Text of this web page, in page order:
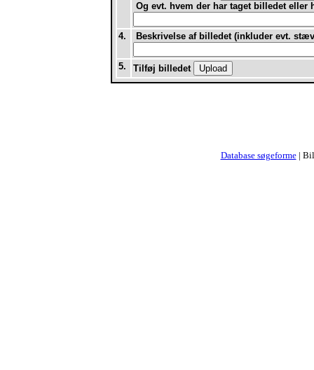
Og evt. hvem der har taget billedet eller
4. Beskrivelse af billedet (inkluder evt.
5. Tilføj billedet
Database søgeforme|